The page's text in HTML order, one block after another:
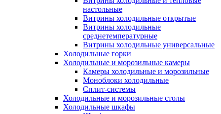
настольные
Витрины холодильные открытые
Витрины холодильные
среднетемпературные
Витрины холодильные универсальные
Холодильные горки
Холодильные и морозильные камеры
Камеры холодильные и морозильные
Моноблоки холодильные
Сплит-системы
Холодильные и морозильные столы
Холодильные шкафы